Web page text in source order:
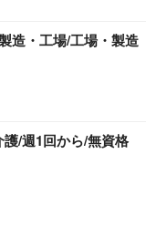
造・工場/工場・製造
/週1回から/無資格